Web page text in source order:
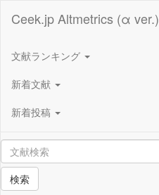
Ceek.jp Altmetrics (α ver.)
文献ランキング
新着文献
新着投稿
検索